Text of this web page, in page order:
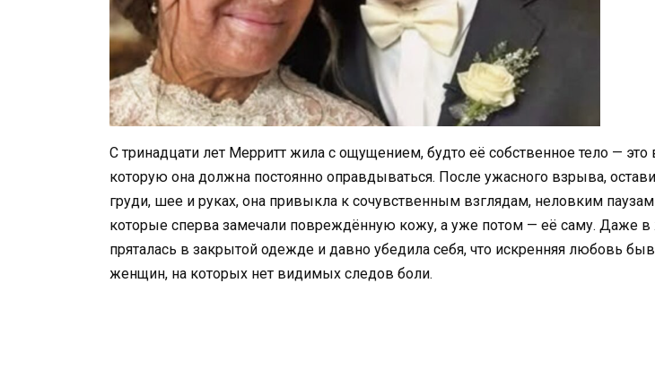
С тринадцати лет Мерритт жила с ощущением, будто её собственное тело — это
которую она должна постоянно оправдываться. После ужасного взрыва,
груди, шее и руках, она привыкла к сочувственным взглядам, неловким
которые сперва замечали повреждённую кожу, а уже потом — её саму. Даже в
пряталась в закрытой одежде и давно убедила себя, что искренняя любовь
женщин, на которых нет видимых следов боли.